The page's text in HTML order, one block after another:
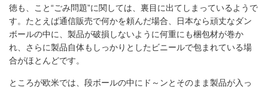
徳も、こと“ごみ問題”に関しては、裏目に出てしまっているようで
す。たとえば通信販売で何かを頼んだ場合、日本なら頑丈なダン
ボールの中に、製品が破損しないように何重にも梱包材が巻か
れ、さらに製品自体もしっかりとしたビニールで包まれている場
合がほとんどです。
ところが欧米では、段ボールの中にド～ンとそのまま製品が入っ